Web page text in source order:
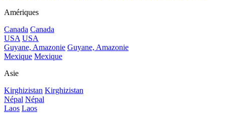
Amériques
Canada Canada
USA USA
Guyane, Amazonie Guyane, Amazonie
Mexique Mexique
Asie
Kirghizistan Kirghizistan
Népal Népal
Laos Laos